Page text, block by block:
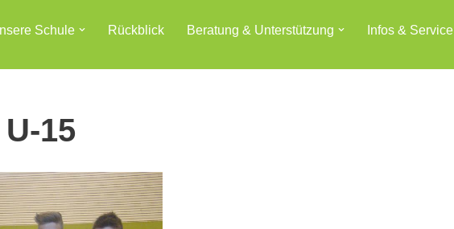
Schule Rückblick Beratung & Unterstützung Infos & Service
15